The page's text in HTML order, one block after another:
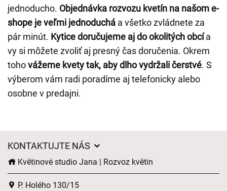
jednoducho. Objednávka rozvozu kvetín na našom e-
shope je veľmi jednoduchá a všetko zvládnete za
pár minút. Kytice doručujeme aj do okolitých obcía
vy si môžete zvoliť aj presný čas doručenia. Okrem
tohovážeme kvety tak, aby dlho vydržali čerstvé. S
výberom vám radi poradíme aj telefonicky alebo
osobne v predajni.
KONTAKTUJTE NÁS
Květinové studio Jana | Rozvoz květin
P. Holého 130/15